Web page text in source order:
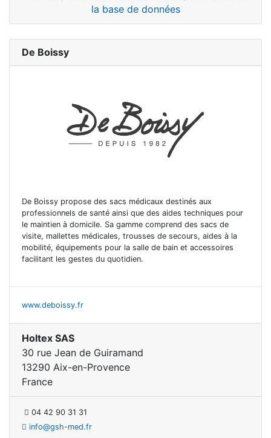
la base de données
De Boissy
De Boissy propose des sacs médicaux destinés aux
professionnels de santé ainsi que des aides techniques pour
le maintien à domicile. Sa gamme comprend des sacs de
visite, mallettes médicales, trousses de secours, aides à la
mobilité, équipements pour la salle de bain et accessoires
facilitant les gestes du quotidien.
www.deboissy.fr
Holtex SAS
30 rue Jean de Guiramand
13290 Aix-en-Provence
France
04 42 90 31 31
info@gsh-med.fr